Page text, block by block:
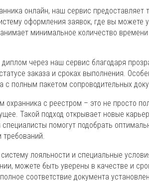
онлайн, наш сервис предоставляет
оформления заявок, где вы можете
минимальное количество времени
через наш сервис благодаря
заказа и сроках выполнения.
с полным пакетом сопроводительных
охранника с реестром – это не просто
Такой подход открывает новые
помогут подобрать
лояльности и специальные
можете быть уверены в качестве и
соответствие документа